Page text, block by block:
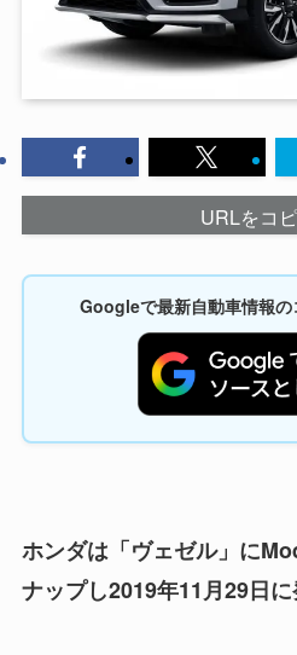
URLをコ
Googleで最新自動車情報
ホンダは「ヴェゼル」に
ナップし2019年11月29日に